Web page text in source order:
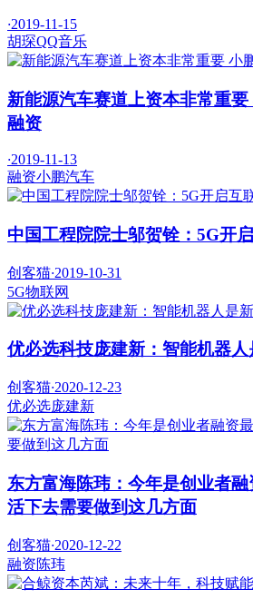
·2019-11-15
胡琛QQ音乐
新能源汽车赛道上资本非常重
融资
·2019-11-13
融资小鹏汽车
中国工程院院士邬贺铨：5G开
创客猫·2019-10-31
5G物联网
优必选科技庞建新：智能机器
创客猫·2020-12-23
优必选庞建新
东方富海陈玮：今年是创业者
活下去需要做到这几方面
创客猫·2020-12-22
融资陈玮